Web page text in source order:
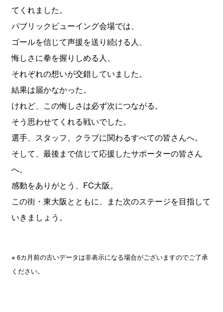
てくれました。
パブリックビューイング会場では、
ゴールを信じて声援を送り続ける人、
悔しさに拳を握りしめる人、
それぞれの想いが交錯していました。
結果は届かなかった。
けれど、この悔しさは必ず次につながる。
そう思わせてくれる戦いでした。
選手、スタッフ、クラブに関わるすべての皆さんへ。
そして、最後まで信じて応援したサポーターの皆さん
へ。
感動をありがとう、FC大阪。
この街・東大阪とともに、また次のステージを目指して
いきましょう。
※ 6カ月前の古いデータは非表示になる場合がございますのでご了承
ください。